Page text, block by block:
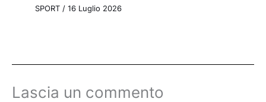
SPORT/ 16 Luglio 2026
Lascia un commento